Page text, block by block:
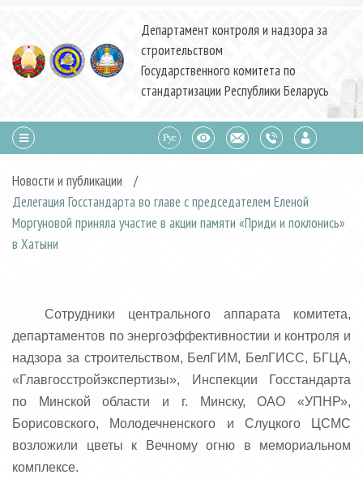
Департамент контроля и надзора за
строительством
Государственного комитета по
стандартизации Республики Беларусь
Новости и публикации
/
Делегация Госстандарта во главе с председателем Еленой
Моргуновой приняла участие в акции памяти «Приди и поклонись»
в Хатыни
Сотрудники центрального аппарата комитета,
департаментов по энергоэффективностии и контроля и
надзора за строительством, БелГИМ, БелГИСС, БГЦА,
«Главгосстройэкспертизы», Инспекции Госстандарта
по Минской области и г. Минску, ОАО «УПНР»,
Борисовского, Молодечненского и Слуцкого ЦСМС
возложили цветы к Вечному огню в мемориальном
комплексе.